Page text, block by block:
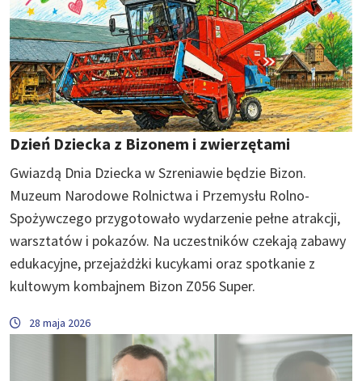
Dzień Dziecka z Bizonem i zwierzętami
Gwiazdą Dnia Dziecka w Szreniawie będzie Bizon.
Muzeum Narodowe Rolnictwa i Przemysłu Rolno-
Spożywczego przygotowało wydarzenie pełne atrakcji,
warsztatów i pokazów. Na uczestników czekają zabawy
edukacyjne, przejażdżki kucykami oraz spotkanie z
kultowym kombajnem Bizon Z056 Super.
28 maja 2026